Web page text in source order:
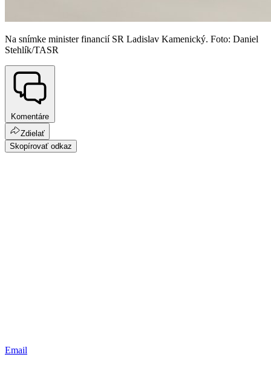
Na snímke minister financií SR Ladislav Kamenický. Foto: Daniel
Stehlík/TASR
Komentáre
Zdielať
Skopírovať odkaz
Email